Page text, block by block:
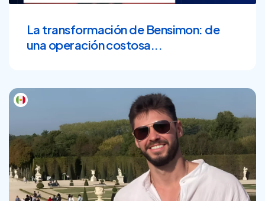
La transformación de Bensimon: de
una operación costosa...